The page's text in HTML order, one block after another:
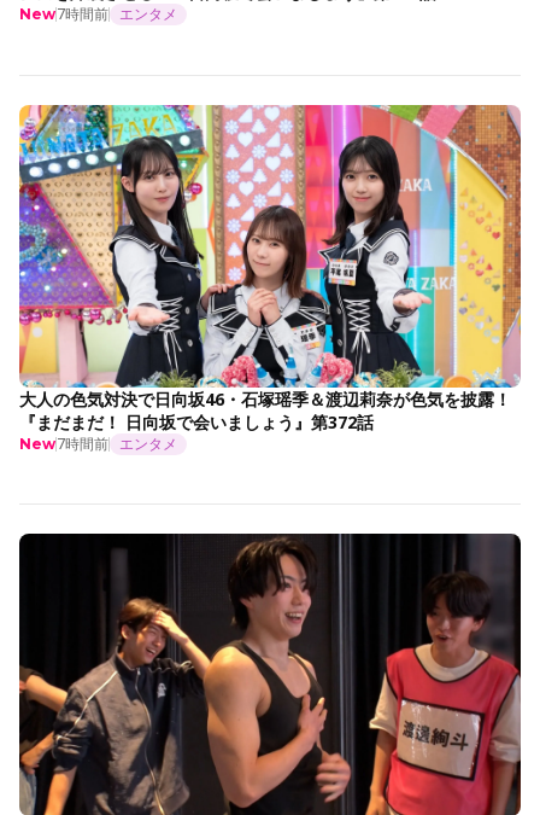
New7時間前 エンタメ
大人の色気対決で日向坂46・石塚瑶季＆渡辺莉奈が色気を披露！
『まだまだ！ 日向坂で会いましょう』第372話
New7時間前 エンタメ